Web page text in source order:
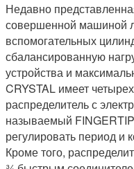
Недавно
совершенной машиной
вспомогательных
сбалансированную
устройства и
CRYSTAL имеет
распределитель с
называемый
регулировать период и
Кроме того,